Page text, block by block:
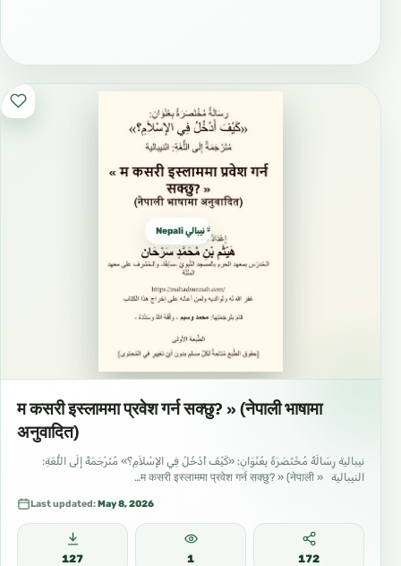
Nepali نيبالي नेपाली
म कसरी इस्लाममा प्रवेश गर्न सक्छु? » (नेपाली भाषामा
अनुवादित)
نيبالية رِسَالَةٌ مُخْتَصَرَةٌ بِعُنْوَانِ: «كَيْفَ أَدْخُلُ فِي الإِسْلاَمِ؟» مُتَرْجَمَةٌ إِلَى اللُّغَةِ:
النيبالية « म कसरी इस्लाममा प्रवेश गर्न सक्छु? » (नेपाली…
Last updated:May 8, 2026
127 1 172